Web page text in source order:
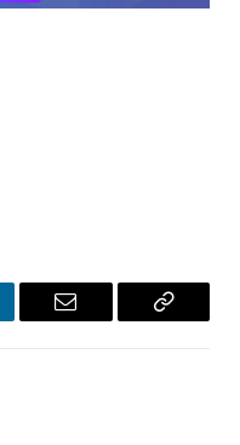
Email
Copy